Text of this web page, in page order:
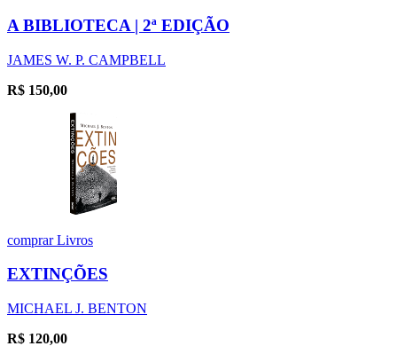
A BIBLIOTECA | 2ª EDIÇÃO
JAMES W. P. CAMPBELL
R$ 150,00
comprarLivros
EXTINÇÕES
MICHAEL J. BENTON
R$ 120,00